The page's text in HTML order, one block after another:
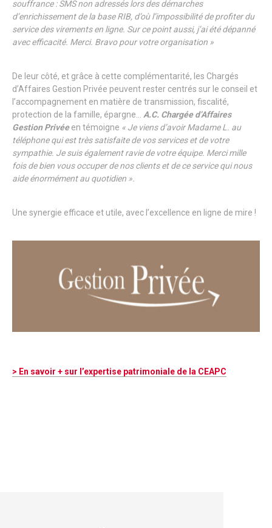
souffrance : SMS non adressés lors des démarches
d’enrichissement de la base RIB, d’où l’impossibilité de profiter du
service des virements en ligne. Sur ce point aussi, j’ai été dépanné
avec efficacité. Merci. Bravo pour votre organisation »
De leur côté, et grâce à cette complémentarité, les Chargés
d’Affaires Gestion Privée peuvent rester centrés sur le conseil et
l’accompagnement en matière de transmission, fiscalité,
protection de la famille, épargne… A.C. Chargée d’Affaires
Gestion Privéeen témoigne « Je viens d’avoir Madame L. au
téléphone qui est très satisfaite de vos services et de votre
sympathie. Je suis également ravie de votre équipe. Merci mille
fois de bien vous occuper de nos clients et de ce service qui nous
aide énormément au quotidien ».
Une synergie efficace et utile, avec l’excellence en ligne de mire !
> En savoir + sur l’expertise patrimoniale de la CEAPC